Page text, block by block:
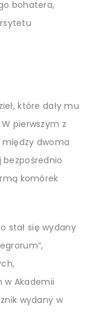
bohatera,
które dały mu
pierwszym z
między dwoma
komórek
stał się wydany
w Akademii
wydany w